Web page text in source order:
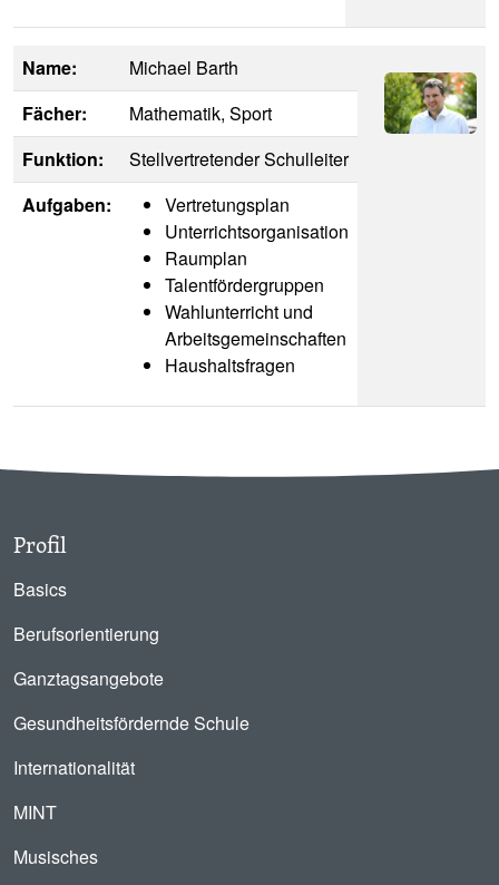
Name: Michael Barth
Image
Fächer:
Mathematik, Sport
Funktion:
Stellvertretender Schulleiter
Aufgaben:
Vertretungsplan
Unterrichtsorganisation
Raumplan
Talentfördergruppen
Wahlunterricht und
Arbeitsgemeinschaften
Haushaltsfragen
Profil
Basics
Berufsorientierung
Ganztagsangebote
Gesundheitsfördernde Schule
Internationalität
MINT
Musisches